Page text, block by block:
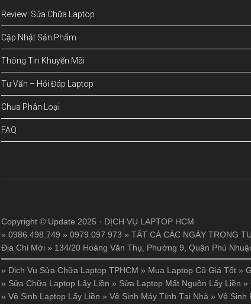
Review: Sửa Chữa Laptop
Cập Nhật Sản Phẩm
Thông Tin Khuyến Mãi
Tư Vấn – Hỏi Đáp Laptop
Chưa Phân Loại
FAQ
Copyright © Update 2025 · DỊCH VỤ LAPTOP HCM
» 0986.498.749 » 0979.097.973 » TẤT CẢ CÁC NGÀY TRONG
Địa Chỉ Mới » 134/20 Hoàng Văn Thụ, Phường 9, Quận Phú
» Dịch Vụ Sửa Chữa Laptop TPHCM » Mua Laptop Cũ Giá Tốt »
» Sửa Chữa Laptop Lấy Liền » Sửa Laptop Mất Nguồn Lấy Liền »
» Vệ Sinh Laptop Lấy Liền » Vệ Sinh Máy Tính Tại Nhà » Vệ Sinh